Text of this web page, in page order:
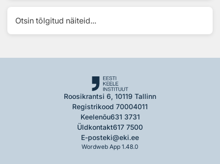
Otsin tõlgitud näiteid...
Roosikrantsi 6, 10119 Tallinn
Registrikood 70004011
Keelenõu631 3731
Üldkontakt617 7500
E-posteki@eki.ee
Wordweb App 1.48.0